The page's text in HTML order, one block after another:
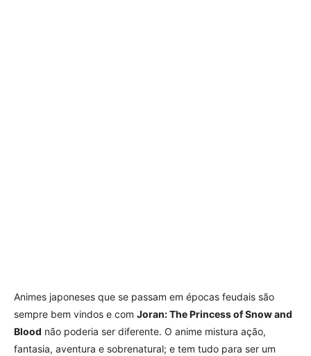
Animes japoneses que se passam em épocas feudais são
sempre bem vindos e com Joran: The Princess of Snow and
Blood não poderia ser diferente. O anime mistura ação,
fantasia, aventura e sobrenatural; e tem tudo para ser um